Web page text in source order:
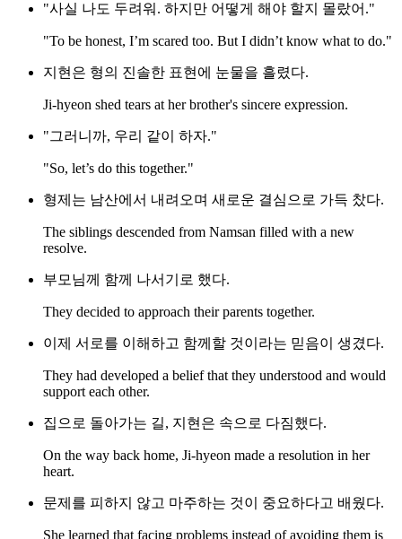
"사실 나도 두려워. 하지만 어떻게 해야 할지 몰랐어."
"To be honest, I’m scared too. But I didn’t know what to do."
지현은 형의 진솔한 표현에 눈물을 흘렸다.
Ji-hyeon shed tears at her brother's sincere expression.
"그러니까, 우리 같이 하자."
"So, let’s do this together."
형제는 남산에서 내려오며 새로운 결심으로 가득 찼다.
The siblings descended from Namsan filled with a new
resolve.
부모님께 함께 나서기로 했다.
They decided to approach their parents together.
이제 서로를 이해하고 함께할 것이라는 믿음이 생겼다.
They had developed a belief that they understood and would
support each other.
집으로 돌아가는 길, 지현은 속으로 다짐했다.
On the way back home, Ji-hyeon made a resolution in her
heart.
문제를 피하지 않고 마주하는 것이 중요하다고 배웠다.
She learned that facing problems instead of avoiding them is